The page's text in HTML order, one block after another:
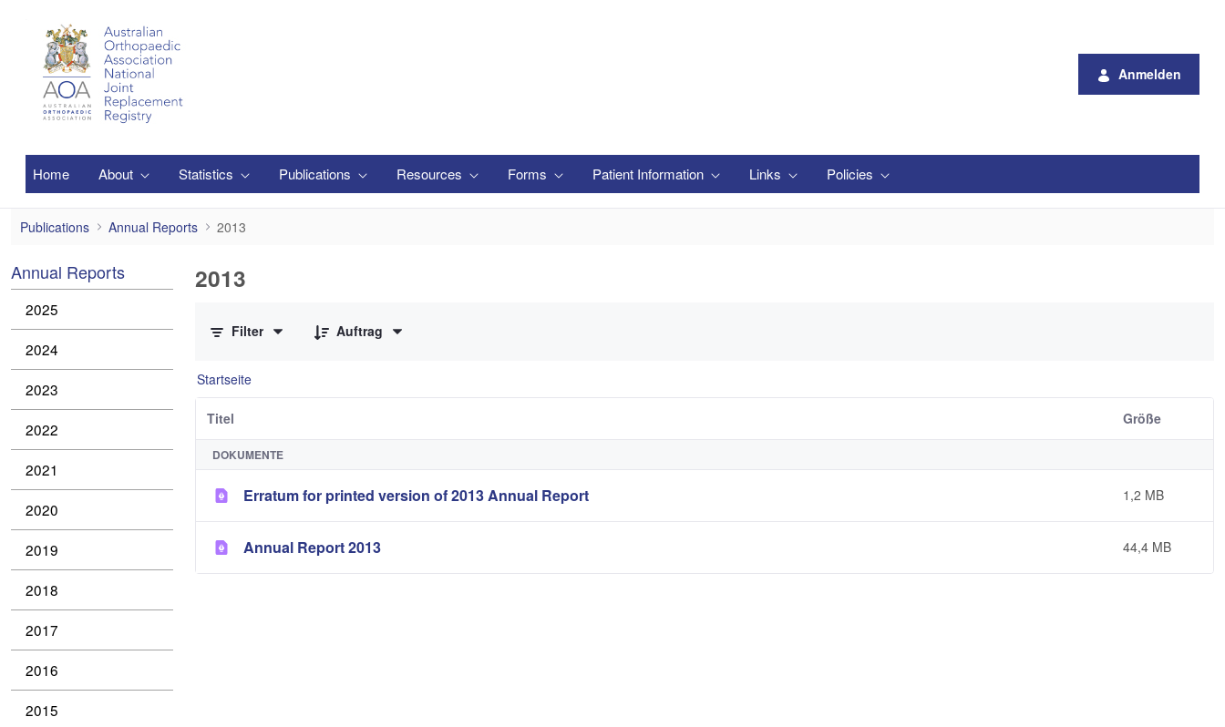
Anmelden
Home About Statistics Publications Resources Forms Patient Information Links Policies
2013
Publications Annual Reports 2013
Annual Reports
2025
2024
2023
2022
2021
2020
2019
2018
2017
2016
2015
2013
Filter
Auftrag
Startseite
Titel Größe
DOKUMENTE
Erratum for printed version of 2013 Annual Report 1,2 MB
Annual Report 2013 44,4 MB